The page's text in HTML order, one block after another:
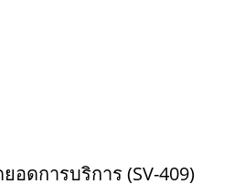
อดการบริการ (SV-409)